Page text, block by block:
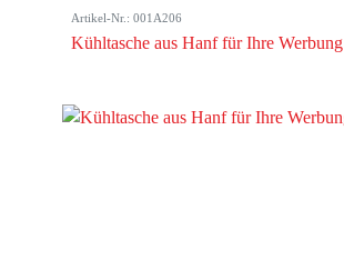
Artikel-Nr.: 001A206
Kühltasche aus Hanf für Ihre Werbung